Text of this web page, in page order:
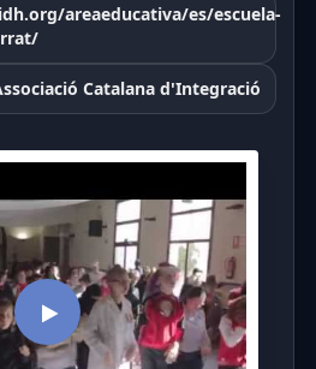
areaeducativa/es/escuela-
Catalana d'Integració